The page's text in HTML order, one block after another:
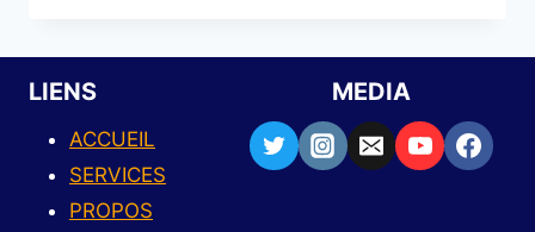
LIENS
ACCUEIL
SERVICES
PROPOS
MEDIA